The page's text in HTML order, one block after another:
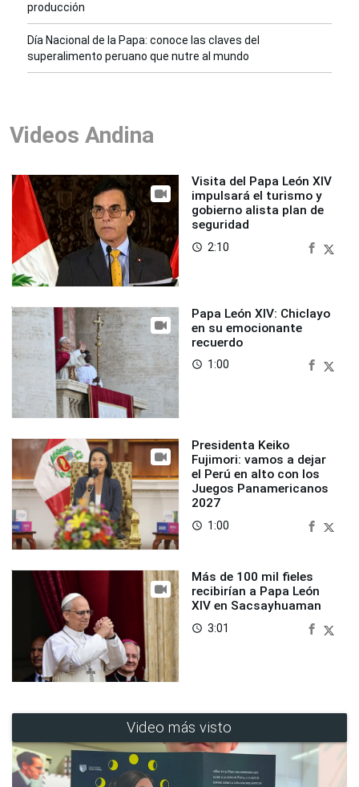
producción
Día Nacional de la Papa: conoce las claves del
superalimento peruano que nutre al mundo
Videos Andina
Visita del Papa León XIV
impulsará el turismo y
gobierno alista plan de
seguridad
access_time 2:10
Papa León XIV: Chiclayo
en su emocionante
recuerdo
access_time 1:00
Presidenta Keiko
Fujimori: vamos a dejar
el Perú en alto con los
Juegos Panamericanos
2027
access_time 1:00
Más de 100 mil fieles
recibirían a Papa León
XIV en Sacsayhuaman
access_time 3:01
Video más visto